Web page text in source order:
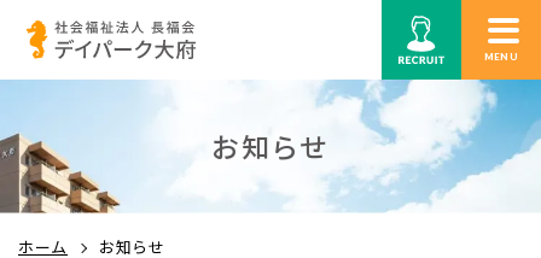
MENU
お知らせ
ホーム お知らせ